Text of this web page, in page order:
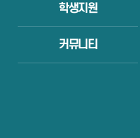
학생지원
커뮤니티